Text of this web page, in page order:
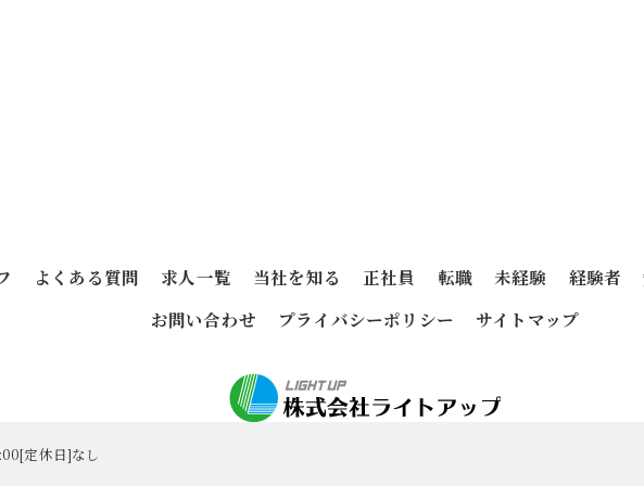
定休日]なし
よくある質問 求人一覧 当社を知る 正社員 転職 未経験 経験者
お問い合わせ
プライバシーポリシー サイトマップ
© 2026 兵庫県神戸市で電気工事の求人なら株式会社ライトアップ ALL RIGHTS RESERVED.